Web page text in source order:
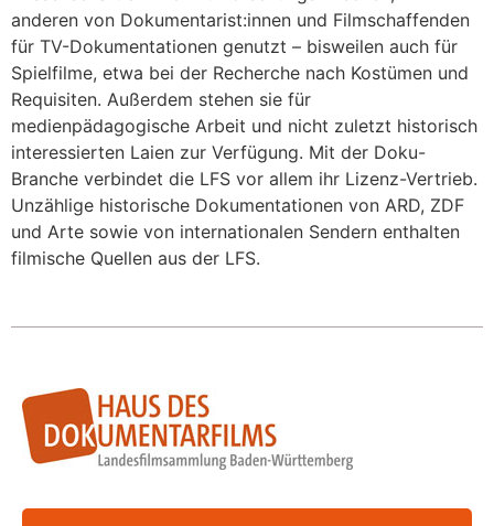
anderen von Dokumentarist:innen und Filmschaffenden
für TV-Dokumentationen genutzt – bisweilen auch für
Spielfilme, etwa bei der Recherche nach Kostümen und
Requisiten. Außerdem stehen sie für
medienpädagogische Arbeit und nicht zuletzt historisch
interessierten Laien zur Verfügung. Mit der Doku-
Branche verbindet die LFS vor allem ihr Lizenz-Vertrieb.
Unzählige historische Dokumentationen von ARD, ZDF
und Arte sowie von internationalen Sendern enthalten
filmische Quellen aus der LFS.